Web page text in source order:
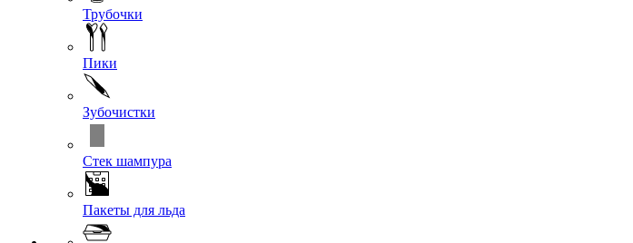
Трубочки
Пики
Зубочистки
Стек шампура
Пакеты для льда